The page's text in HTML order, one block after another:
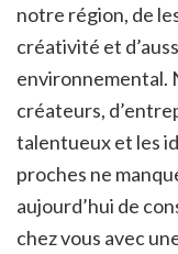
notre région, de
créativité et
environnemental.
créateurs,
talentueux et les
proches ne
aujourd’hui de
chez vous avec